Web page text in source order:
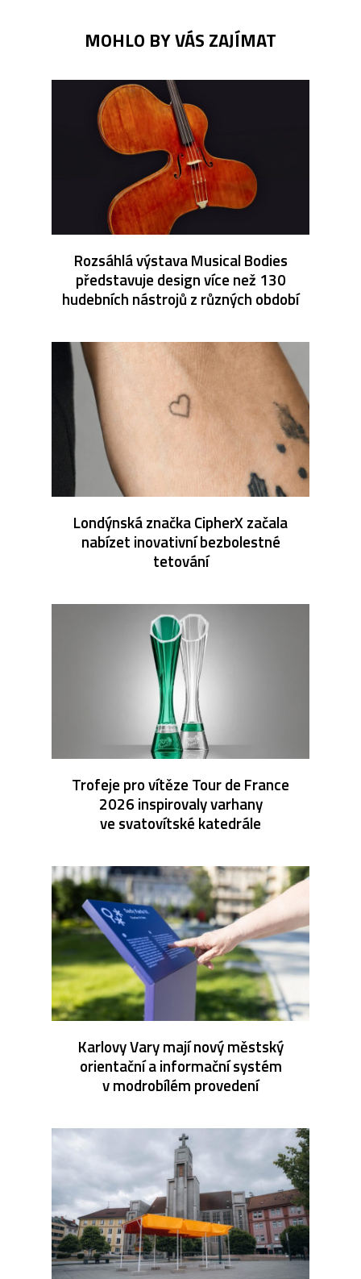
MOHLO BY VÁS ZAJÍMAT
Rozsáhlá výstava Musical Bodies
představuje design více než 130
hudebních nástrojů z různých období
Londýnská značka CipherX začala
nabízet inovativní bezbolestné
tetování
Trofeje pro vítěze Tour de France
2026 inspirovaly varhany
ve svatovítské katedrále
Karlovy Vary mají nový městský
orientační a informační systém
v modrobílém provedení